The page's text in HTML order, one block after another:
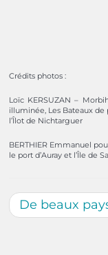
Crédits photos :
Loïc KERSUZAN –
illuminée, Les Bateaux
l’Îlot de Nichtarguer
BERTHIER Emmanuel
le port d’Auray et l’Île de
De beaux